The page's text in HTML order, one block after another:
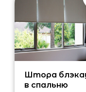
Штора
в спальню